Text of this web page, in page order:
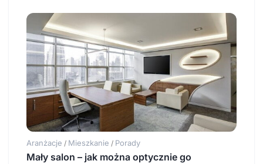
Aranżacje / Mieszkanie / Porady
Mały salon – jak można optycznie go